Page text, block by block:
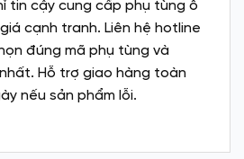
tin cậy cung cấp phụ tùng ô
cạnh tranh. Liên hệ hotline
đúng mã phụ tùng và
Hỗ trợ giao hàng toàn
nếu sản phẩm lỗi.